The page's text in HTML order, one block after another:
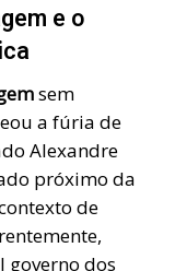
e o
sem
a fúria de
Alexandre
próximo da
de
governo dos